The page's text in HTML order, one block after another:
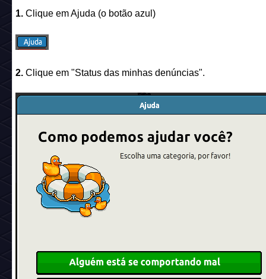
1.Clique em Ajuda (o botão azul)
2.Clique em "Status das minhas denúncias".